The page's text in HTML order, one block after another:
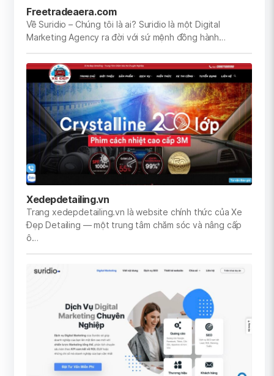
Freetradeaera.com
Về Suridio – Chúng tôi là ai? Suridio là một Digital
Marketing Agency ra đời với sứ mệnh đồng hành…
Xedepdetailing.vn
Trang xedepdetailing.vn là website chính thức của Xe
Đẹp Detailing — một trung tâm chăm sóc và nâng cấp
ô…